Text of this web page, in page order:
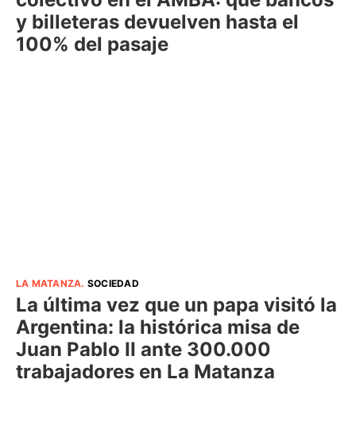
y billeteras devuelven hasta el
100% del pasaje
LA MATANZA. SOCIEDAD
La última vez que un papa visitó la
Argentina: la histórica misa de
Juan Pablo II ante 300.000
trabajadores en La Matanza